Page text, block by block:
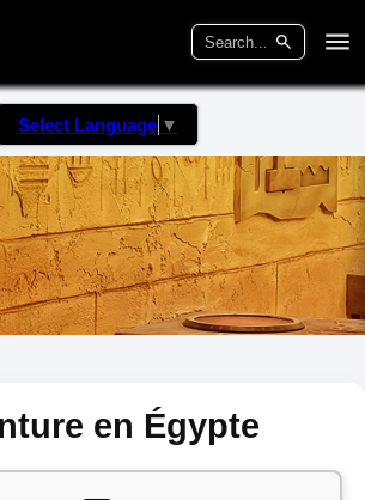
Select Language ▼
en Égypte